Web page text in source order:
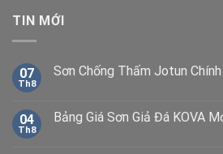
TIN MỚI
07
Th8
Sơn Chống Thấm Jotun
04
Th8
Bảng Giá Sơn Giả Đá KOVA